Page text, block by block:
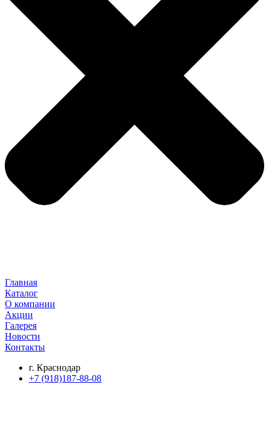
Главная
Каталог
О компании
Акции
Галерея
Новости
Контакты
г. Краснодар
+7 (918)187-88-08